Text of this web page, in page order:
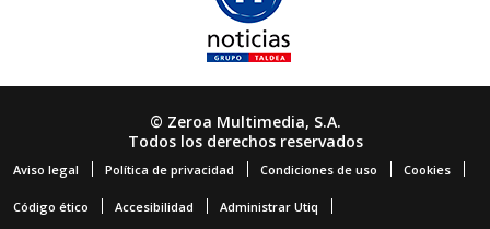
© Zeroa Multimedia, S.A.
Todos los derechos reservados
Aviso legal Política de privacidad Condiciones de uso Cookies
Código ético Accesibilidad Administrar Utiq